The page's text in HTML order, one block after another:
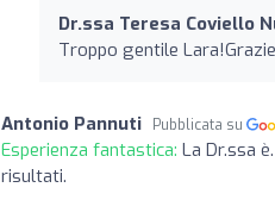
Dr.ssa Teresa Coviello
Troppo gentile
Antonio Pannuti Pubblicata su
Esperienza fantastica: La Dr.ssa
risultati.